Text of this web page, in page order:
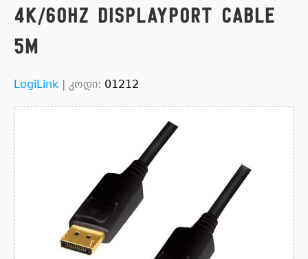
4K/60Hz DisplayPort Cable
5m
LogiLink | კოდი: 01212